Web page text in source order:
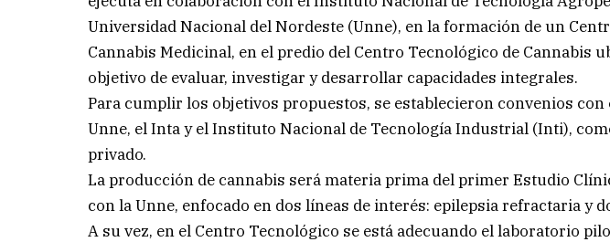
Universidad Nacional del Nordeste (Unne), en la formación de un
Cannabis Medicinal, en el predio del Centro Tecnológico de Cannabis
objetivo de evaluar, investigar y desarrollar capacidades integrales.
Para cumplir los objetivos propuestos, se establecieron convenios con
Unne, el Inta y el Instituto Nacional de Tecnología Industrial (Inti),
privado.
La producción de cannabis será materia prima del primer Estudio
con la Unne, enfocado en dos líneas de interés: epilepsia refractaria y
A su vez, en el Centro Tecnológico se está adecuando el laboratorio